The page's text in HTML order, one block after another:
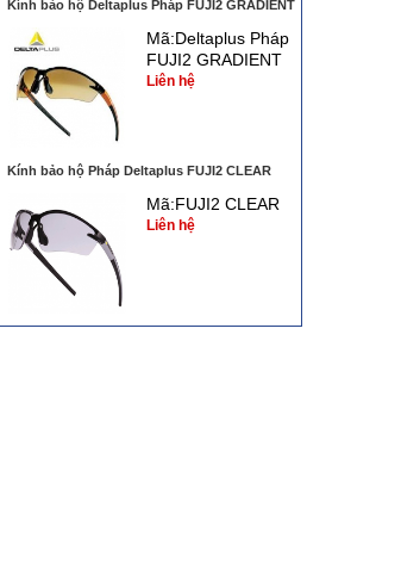
Kính bảo hộ Deltaplus Pháp FUJI2 GRADIENT
Mã:Deltaplus Pháp
FUJI2 GRADIENT
Liên hệ
Kính bảo hộ Pháp Deltaplus FUJI2 CLEAR
Mã:FUJI2 CLEAR
Liên hệ